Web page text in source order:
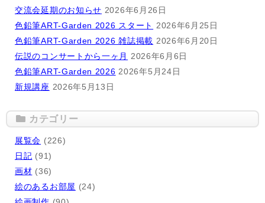
交流会延期のお知らせ 2026年6月26日
色鉛筆ART-Garden 2026 スタート
2026年6月25日
色鉛筆ART-Garden 2026 雑誌掲載 2026年6月20日
伝説のコンサートから一ヶ月
2026年6月6日
色鉛筆ART-Garden 2026 2026年5月24日
新規講座 2026年5月13日
カテゴリー
展覧会 (226)
日記 (91)
画材 (36)
絵のあるお部屋 (24)